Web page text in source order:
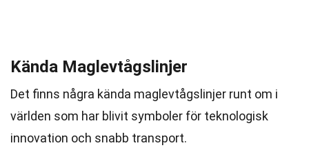
Kända Maglevtågslinjer
Det finns några kända maglevtågslinjer runt om i
världen som har blivit symboler för teknologisk
innovation och snabb transport.